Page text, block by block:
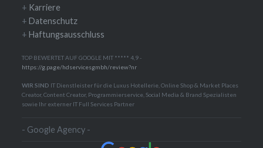
+ Karriere
+Datenschutz
+Haftungsausschluss
TOP BEWERTET AUF GOOGLE MIT ***** 4,9 -
https://g.page/hdservicesgmbh/review?nr
WIR SIND IT Dienstleister für die Luxus Hotellerie, Online Shop & Market Places
Creator, Content Creator, Programmierservice, Social Media & Brand Spezialisten
sowie Ihr externer IT Full Services Partner
- Google Agency -